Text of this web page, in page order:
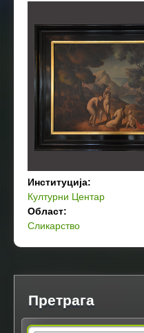
Институција:
Културни Центар
Област:
Сликарство
Претрага